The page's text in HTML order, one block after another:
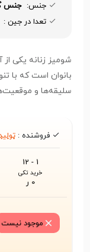
جنس: جنس گل
تعدا در جین :
شومیز زنانه یکی
بانوان است که با
سلیقه‌ها و
فروشنده :
1 - 12
خرید تکی
0 ر
موجود نیست